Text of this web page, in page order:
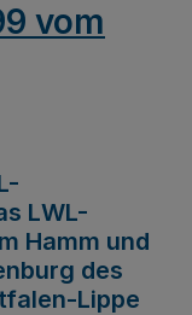
vom
LWL-
Hamm und
des
Lippe